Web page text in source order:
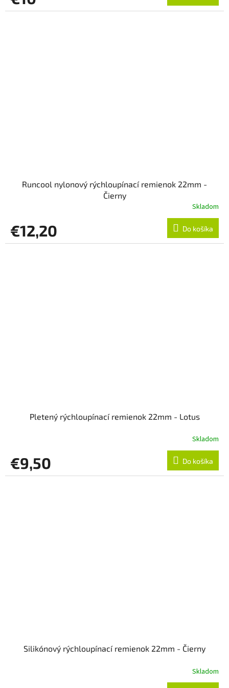
Runcool nylonový rýchloupínací remienok 22mm -
Čierny
Skladom
€12,20 Do košíka
Pletený rýchloupínací remienok 22mm - Lotus
Skladom
€9,50 Do košíka
Silikónový rýchloupínací remienok 22mm - Čierny
Skladom